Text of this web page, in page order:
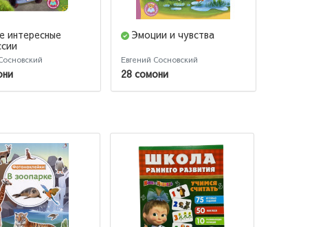
интересные
Эмоции и чувства
Евгений Сосновский
28 сомони